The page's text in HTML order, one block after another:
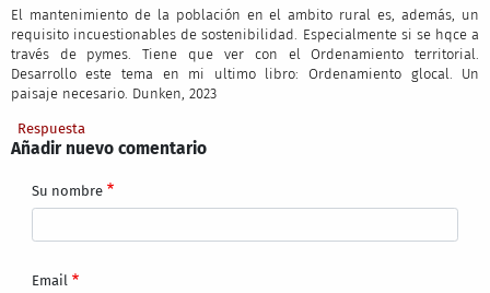
El mantenimiento de la población en el ambito rural es, además, un
requisito incuestionables de sostenibilidad. Especialmente si se hqce a
través de pymes. Tiene que ver con el Ordenamiento territorial.
Desarrollo este tema en mi ultimo libro: Ordenamiento glocal. Un
paisaje necesario. Dunken, 2023
Respuesta
Añadir nuevo comentario
Su nombre
Email